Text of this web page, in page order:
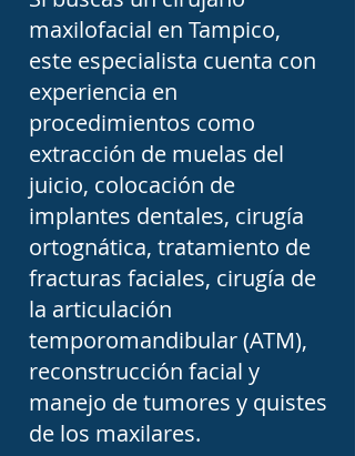
bloqueo de la mandíbula o
molestias al masticar
pueden requerir
valoración por un cirujano
maxilofacial en Tampico.
Dependiendo del
diagnóstico, el tratamiento
puede incluir medidas
conservadoras,
procedimientos
mínimamente invasivos o
cirugía cuando existe daño
maxilofacial en Tampico,
este especialista cuenta con
experiencia en
procedimientos como
extracción de muelas del
juicio, colocación de
implantes dentales, cirugía
ortognática, tratamiento de
fracturas faciales, cirugía de
la articulación
temporomandibular (ATM),
reconstrucción facial y
manejo de tumores y quistes
de los maxilares.